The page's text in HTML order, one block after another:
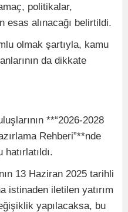
politikalar,
alınacağı belirtildi.
olmak şartıyla, kamu
da dikkate
**“2026-2028
Rehberi”**nde
13 Haziran 2025 tarihli
istinaden iletilen yatırım
yapılacaksa, bu